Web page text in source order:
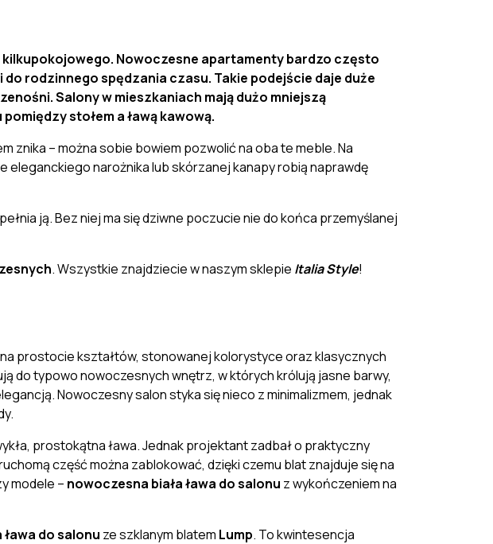
Nowoczesne apartamenty bardzo często
rodzinnego spędzania czasu. Takie podejście daje duże
Salony w mieszkaniach mają dużo mniejszą
pomiędzy stołem a ławą kawową.
– można sobie bowiem pozwolić na oba te meble. Na
narożnika lub skórzanej kanapy robią naprawdę
ją. Bez niej ma się dziwne poczucie nie do końca przemyślanej
. Wszystkie znajdziecie w naszym sklepie Italia Style!
prostocie kształtów, stonowanej kolorystyce oraz klasycznych
do typowo nowoczesnych wnętrz, w których królują jasne barwy,
Nowoczesny salon styka się nieco z minimalizmem, jednak
prostokątna ława. Jednak projektant zadbał o praktyczny
część można zablokować, dzięki czemu blat znajduje się na
modele – nowoczesna biała ława do salonu z wykończeniem na
ława do salonu ze szklanym blatem Lump. Tokwintesencja